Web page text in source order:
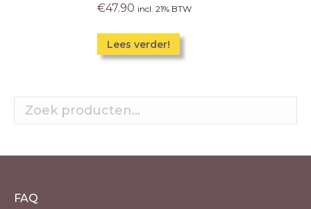
€47.90 incl. 21% BTW
Lees verder!
FAQ